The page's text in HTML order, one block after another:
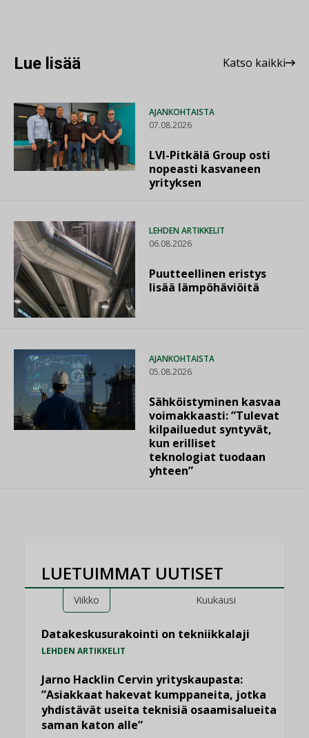
Lue lisää Katso kaikki
AJANKOHTAISTA
07.08.2026
LVI-Pitkälä Group osti
nopeasti kasvaneen
yrityksen
LEHDEN ARTIKKELIT
06.08.2026
Puutteellinen eristys
lisää lämpöhäviöitä
AJANKOHTAISTA
05.08.2026
Sähköistyminen kasvaa
voimakkaasti: ”Tulevat
kilpailuedut syntyvät,
kun erilliset
teknologiat tuodaan
yhteen”
LUETUIMMAT UUTISET
Viikko Kuukausi
Datakeskusurakointi on tekniikkalaji
LEHDEN ARTIKKELIT
Jarno Hacklin Cervin yrityskaupasta:
”Asiakkaat hakevat kumppaneita, jotka
yhdistävät useita teknisiä osaamisalueita
saman katon alle”